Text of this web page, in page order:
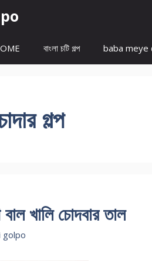
বাংলা চটি গল্প baba meye
গল্প
খালি চোদবার তাল
golpo